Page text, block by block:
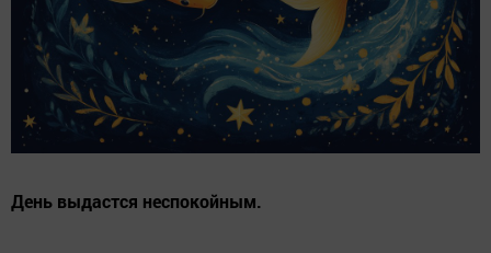
День выдастся неспокойным.